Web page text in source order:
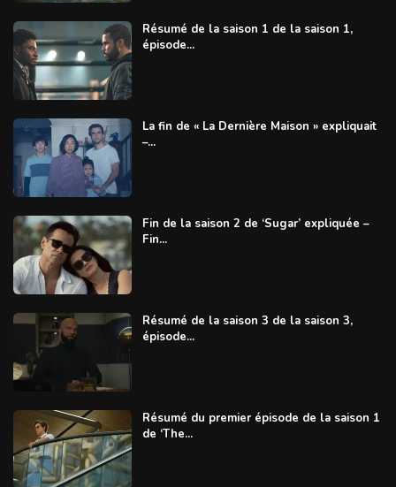
Résumé de la saison 1 de la saison 1,
épisode...
La fin de « La Dernière Maison » expliquait
–...
Fin de la saison 2 de ‘Sugar’ expliquée –
Fin...
Résumé de la saison 3 de la saison 3,
épisode...
Résumé du premier épisode de la saison 1
de ‘The...